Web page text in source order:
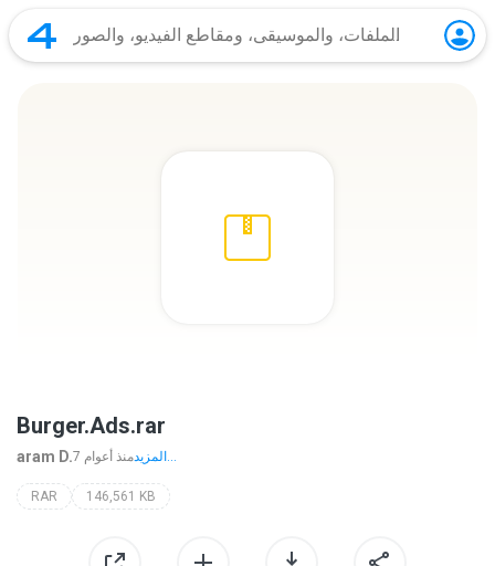
Burger.Ads.rar
aram D. 7 منذ أعوام المزيد...
RAR 146,561 KB